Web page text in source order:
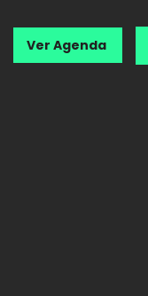
Ver Agenda